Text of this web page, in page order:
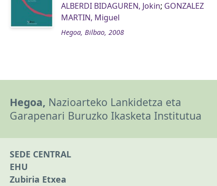
ALBERDI BIDAGUREN, Jokin; GONZALEZ
MARTIN, Miguel
Hegoa, Bilbao, 2008
Hegoa, Nazioarteko Lankidetza eta
Garapenari Buruzko Ikasketa Institutua
SEDE CENTRAL
EHU
Zubiria Etxea